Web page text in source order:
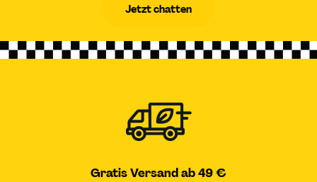
Jetzt chatten
Gratis Versand ab 49 €